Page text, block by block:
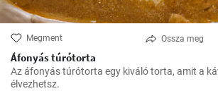
Megment Ossza meg
Áfonyás túrótorta
Az áfonyás túrótorta egy kiváló torta, amit a
élvezhetsz.